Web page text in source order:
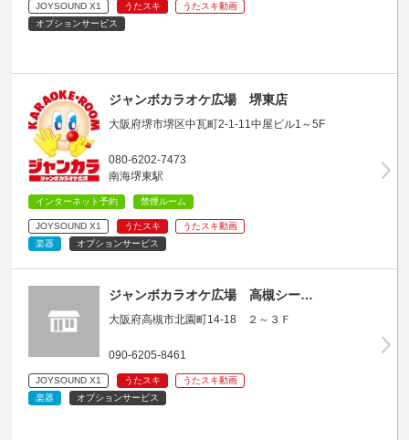
JOYSOUND X1 うたスキ
うたスキ動画
オプションサービス
ジャンボカラオケ広場 堺東店
大阪府堺市堺区中瓦町2-1-11中屋ビル1～5F
080-6202-7473
南海堺東駅
インターネット予約 禁煙ルーム
JOYSOUND X1 うたスキ
うたスキ動画
楽器
オプションサービス
ジャンボカラオケ広場 高槻シー…
大阪府高槻市北園町14-18 ２～３Ｆ
090-6205-8461
JOYSOUND X1 うたスキ
うたスキ動画
楽器
オプションサービス